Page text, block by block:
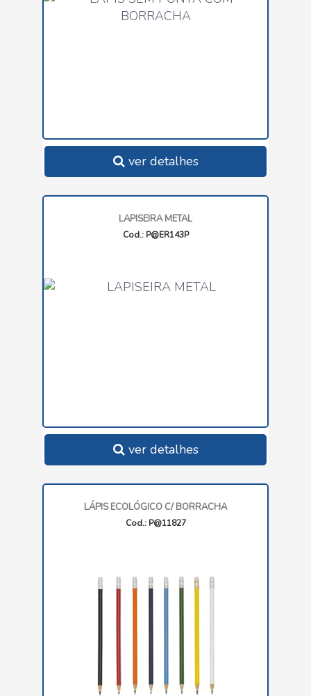
ver detalhes
LAPISEIRA METAL
Cod.: P@ER143P
ver detalhes
LÁPIS ECOLÓGICO C/ BORRACHA
Cod.: P@11827